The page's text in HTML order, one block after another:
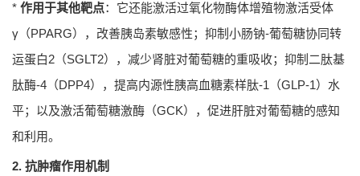
* 作用于其他靶点：它还能激活过氧化物酶体增殖物激活受体
γ（PPARG），改善胰岛素敏感性；抑制小肠钠-葡萄糖协同转
运蛋白2（SGLT2），减少肾脏对葡萄糖的重吸收；抑制二肽基
肽酶-4（DPP4），提高内源性胰高血糖素样肽-1（GLP-1）水
平；以及激活葡萄糖激酶（GCK），促进肝脏对葡萄糖的感知
和利用。
2. 抗肿瘤作用机制